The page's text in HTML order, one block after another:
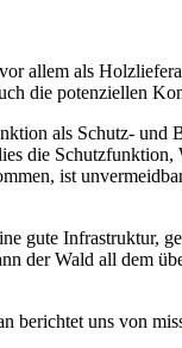
allem als
die potenziellen
als Schutz- und
die
ist
gute Infrastruktur,
der Wald all dem
berichtet uns von